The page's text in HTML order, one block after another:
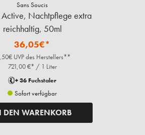
Sans Soucis
Nachtpflege extra
reichhaltig, 50ml
36,05€*
UVP des Herstellers**
721,00 €* / 1 Liter
+ 36 Fuchstaler
Sofort verfügbar
DEN WARENKORB